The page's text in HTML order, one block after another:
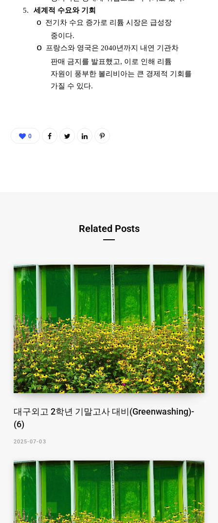
5.
세계적 수요와 기회
o
전기차 수요 증가로 리튬 시장은 급성장
중이다.
o 프랑스와 영국은 2040년까지 내연 기관차
판매 금지를 발표했고, 이로 인해 리튬
자원이 풍부한 볼리비아는 큰 경제적 기회를
가질 수 있다.
0
Related Posts
대구외고 2학년 기말고사 대비(Greenwashing)-
(6)
2025-07-03